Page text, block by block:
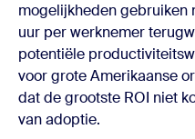
mogelijkheden gebruiken
uur per werknemer
potentiële
voor grote Amerikaanse
dat de grootste ROI niet
van adoptie.